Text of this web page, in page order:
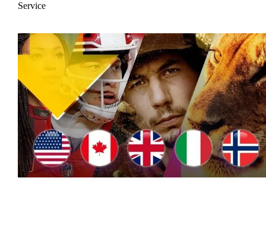
Service